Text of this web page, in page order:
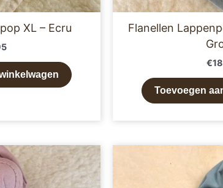
XL – Ecru
Flanellen
€
Toevoegen